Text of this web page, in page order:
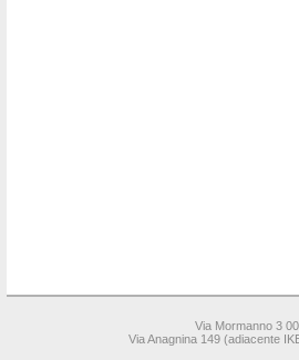
Via Mormanno 3
Via Anagnina 149 (adiacente